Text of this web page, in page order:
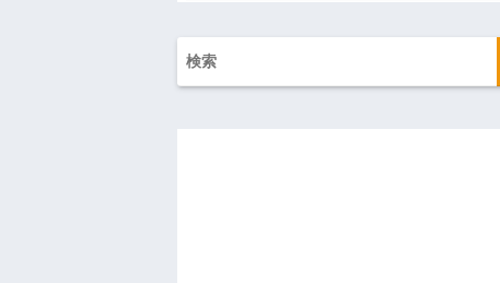
【復讐】 絶対に「植えてはいけない植物
見に行くと…「！？」衝撃の光景が・・・
トメ「この子は義実家の顔じゃない！嫁
岡田斗司夫「人間の本音としてブサイク
【画像】俺たちの姫、佳子さまのお気に
【超悲報】明日花キララさん、専門家か
【画像】令和最新版の宇垣美里さん←こ